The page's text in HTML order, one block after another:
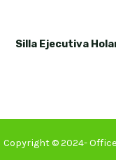
Silla Ejecutiva
Copyright © 2024-